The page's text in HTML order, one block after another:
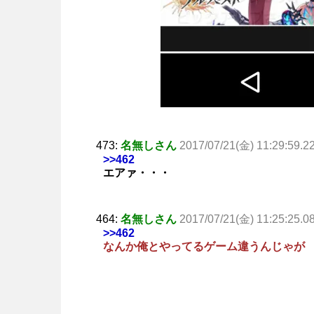
473: 名無しさん 2017/07/21(金)
>>462
エアァ・・・
464: 名無しさん 2017/07/21(金)
>>462
なんか俺とやってるゲーム違うんじゃが